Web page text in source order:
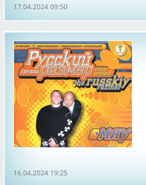
17.04.2024 09:50
16.04.2024 19:25